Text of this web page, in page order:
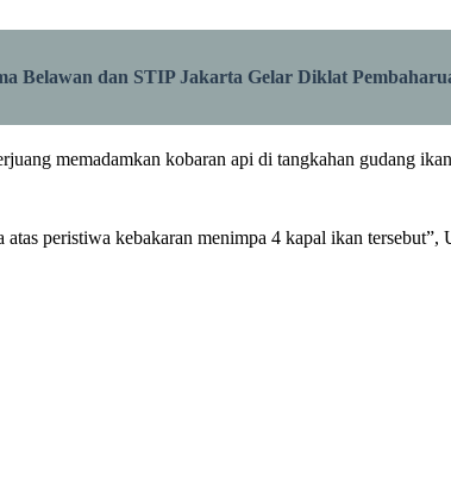
Belawan dan STIP Jakarta Gelar Diklat
memadamkan kobaran api di tangkahan gudang
peristiwa kebakaran menimpa 4 kapal ikan tersebut”,